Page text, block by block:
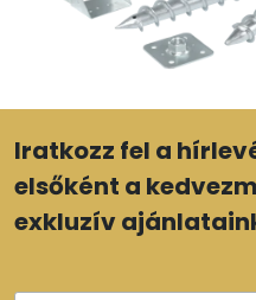
Iratkozz fel a
elsőként a
exkluzív